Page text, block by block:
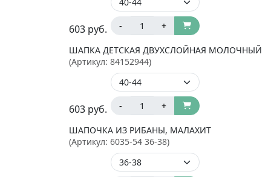
603 руб. - +
ШАПКА ДЕТСКАЯ ДВУХСЛОЙНАЯ МОЛОЧНЫЙ
(Артикул: 84152944)
603 руб. - +
ШАПОЧКА ИЗ РИБАНЫ, МАЛАХИТ
(Артикул: 6035-54 36-38)